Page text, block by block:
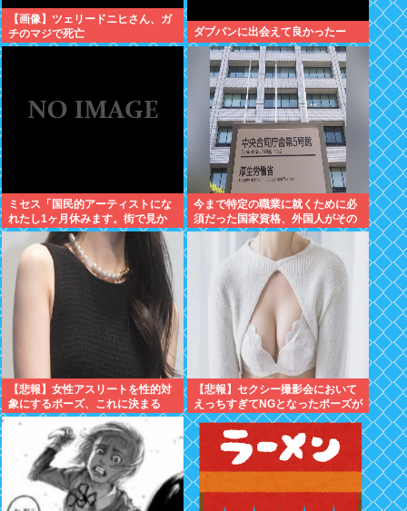
【画像】ツェリードニヒさん、ガ
チのマジで死亡
ダブパンに出会えて良かったー
ミセス「国民的アーティストにな
れたし1ヶ月休みます。街で見か
けても声掛けないでね」
今まで特定の職業に就くために必
須だった国家資格、外国人がその
職に就く場合は不要へと方針切り
【悲報】女性アスリートを性的対
象にするポーズ、これに決まる
【悲報】セクシー撮影会において
えっちすぎてNGとなったポーズが
こちらwww